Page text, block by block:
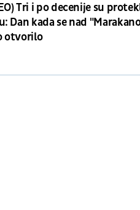
Tri i po decenije su
Dan kada se nad
otvorilo